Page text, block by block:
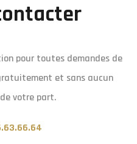
pour toutes demandes de
et sans aucun
votre part.